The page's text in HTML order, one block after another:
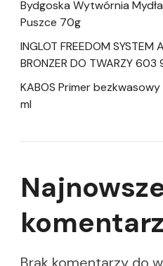
Bydgoska Wytwórnia
Puszce 70g
INGLOT FREEDOM SYSTEM
BRONZER DO TWARZY 603
KABOS Primer
ml